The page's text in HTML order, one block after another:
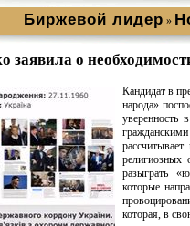
Биржевой лидер »
заявила о
Кандидат в
народа»
уверенность
религиозных
разыграть
которые
которая, в